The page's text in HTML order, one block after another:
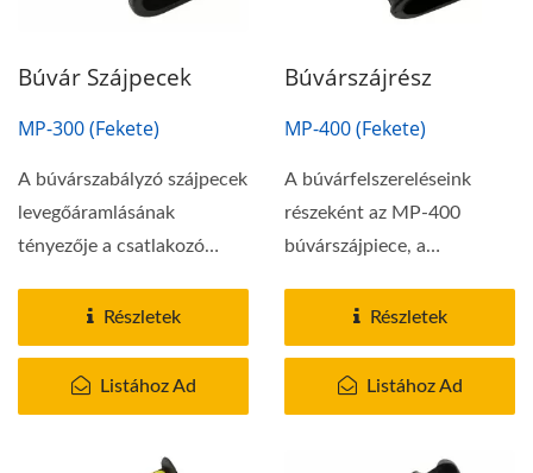
Búvár Szájpecek
MP-300 (Fekete)
A búvárszabályzó szájpecek
levegőáramlásának
tényezője a csatlakozó
Részletek
Listához Ad
Búvárszájrész
MP-400 (Fekete)
A búvárfelszereléseink
részeként az MP-400
búvárszájpiece, a
búvárszájpiecek...
Részletek
Listához Ad